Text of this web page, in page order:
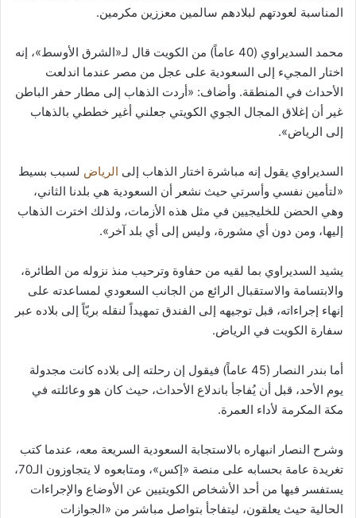
المناسبة لعودتهم لبلادهم سالمين معززين مكرمين.
محمد السديراوي (40 عاماً) من الكويت قال لـ«الشرق الأوسط»، إنه
اختار المجيء إلى السعودية على عجل من مصر عندما اندلعت
الأحداث في المنطقة. وأضاف: «أردت الذهاب إلى مطار حفر الباطن
غير أن إغلاق المجال الجوي الكويتي جعلني أغير خططي بالذهاب
إلى الرياض».
السديراوي يقول إنه مباشرة اختار الذهاب إلى الرياض لسبب بسيط
«لتأمين نفسي وأسرتي حيث نشعر أن السعودية هي بلدنا الثاني،
وهي الحضن للخليجيين في مثل هذه الأزمات، ولذلك اخترت الذهاب
إليها، ومن دون أي مشورة، وليس إلى أي بلد آخر».
يشيد السديراوي بما لقيه من حفاوة وترحيب منذ نزوله من الطائرة،
والابتسامة والاستقبال الرائع من الجانب السعودي لمساعدته على
إنهاء إجراءاته، قبل توجيهه إلى الفندق تمهيداً لنقله بريّاً إلى بلاده عبر
سفارة الكويت في الرياض.
أما بندر النصار (45 عاماً) فيقول إن رحلته إلى بلاده كانت مجدولة
يوم الأحد، قبل أن يُفاجأ باندلاع الأحداث، حيث كان هو وعائلته في
مكة المكرمة لأداء العمرة.
وشرح النصار انبهاره بالاستجابة السعودية السريعة معه، عندما كتب
تغريدة عامة بحسابه على منصة «إكس»، ومتابعوه لا يتجاوزون الـ70،
يستفسر فيها من أحد الأشخاص الكويتيين عن الأوضاع والإجراءات
الحالية حيث يعلقون، ليتفاجأ بتواصل مباشر من «الجوازات